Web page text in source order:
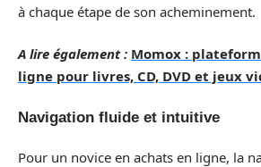
à chaque étape de son acheminement.
A lire également : Momox :
ligne pour livres, CD, DVD et jeux
Navigation fluide et intuitive
Pour un novice en achats en ligne, la